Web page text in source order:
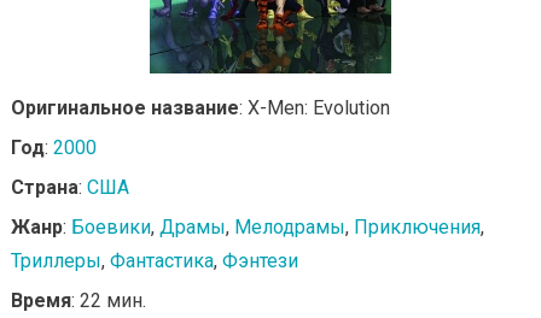
Оригинальное название: X-Men: Evolution
Год: 2000
Страна: США
Жанр: Боевики, Драмы, Мелодрамы, Приключения,
Триллеры, Фантастика, Фэнтези
Время: 22 мин.